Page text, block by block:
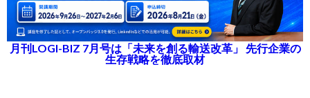
月刊LOGI-BIZ 7月号は「未来を創る輸送改革」 先行企業の
生存戦略を徹底取材